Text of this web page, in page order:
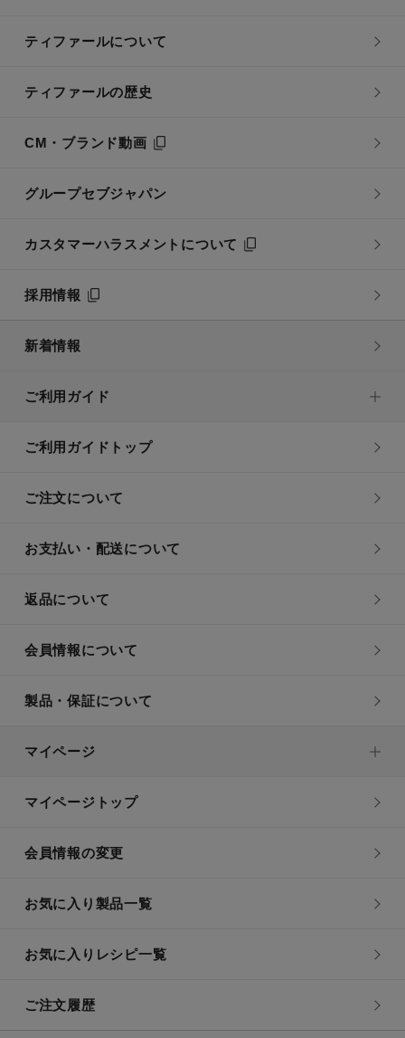
ティファールについて
ティファールの歴史
CM・ブランド動画
グループセブジャパン
カスタマーハラスメントについて
採用情報
新着情報
ご利用ガイド
ご利用ガイドトップ
ご注文について
お支払い・配送について
返品について
会員情報について
製品・保証について
マイページ
マイページトップ
会員情報の変更
お気に入り製品一覧
お気に入りレシピ一覧
ご注文履歴